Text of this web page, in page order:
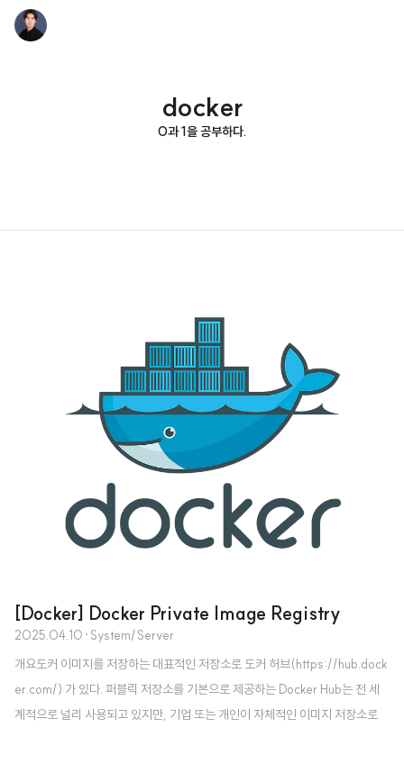
docker
0과 1을 공부하다.
[Docker] Docker Private Image Registry
2025.04.10 ·System/Server
개요도커 이미지를 저장하는 대표적인 저장소로 도커 허브(https://hub.dock
er.com/) 가 있다. 퍼블릭 저장소를 기본으로 제공하는 Docker Hub는 전 세
계적으로 널리 사용되고 있지만, 기업 또는 개인이 자체적인 이미지 저장소로